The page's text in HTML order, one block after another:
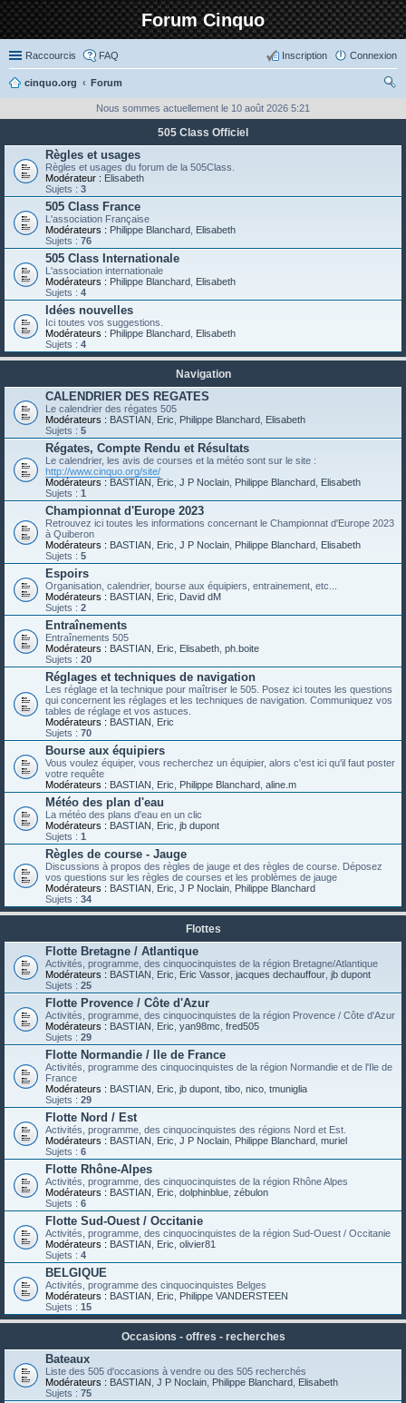
Forum Cinquo
Raccourcis FAQ Connexion
Inscription
cinquo.org
Forum
ch
Nous sommes actuellement le 10 août 2026 5:21
505 Class Officiel
Règles et usages
Règles et usages du forum de la 505Class.
Modérateur : Elisabeth
Sujets : 3
505 Class France
L'association Française
Modérateurs : Philippe Blanchard Elisabeth
Sujets : 76
505 Class Internationale
L'association internationale
Modérateurs : Philippe Blanchard Elisabeth
Sujets : 4
Idées nouvelles
Ici toutes vos suggestions.
Modérateurs : Philippe Blanchard Elisabeth
Sujets : 4
Navigation
CALENDRIER DES REGATES
Le calendrier des régates 505
Modérateurs : BASTIAN Eric Philippe Blanchard Elisabeth
Sujets : 5
Régates, Compte Rendu et Résultats
Le calendrier, les avis de courses et la météo sont sur le site :
http://www.cinquo.org/site/
Modérateurs : BASTIAN Eric J P Noclain Philippe Blanchard Elisabeth
Sujets : 1
Championnat d'Europe 2023
Retrouvez ici toutes les informations concernant le Championnat d'Europe 2023
à Quiberon
Modérateurs : BASTIAN Eric J P Noclain Philippe Blanchard Elisabeth
Sujets : 5
Espoirs
Organisation, calendrier, bourse aux équipiers, entrainement, etc...
Modérateurs : BASTIAN Eric
David dM
Sujets : 2
Entraînements
Entraînements 505
Modérateurs : BASTIAN Eric Elisabeth ph.boite
Sujets : 20
Réglages et techniques de navigation
Les réglage et la technique pour maîtriser le 505. Posez ici toutes les questions
qui concernent les réglages et les techniques de navigation. Communiquez vos
tables de réglage et vos astuces.
Modérateurs : BASTIAN
Eric
Sujets : 70
Bourse aux équipiers
Vous voulez équiper, vous recherchez un équipier, alors c'est ici qu'il faut poster
votre requête
Modérateurs : BASTIAN Eric Philippe Blanchard aline.m
Météo des plan d'eau
La météo des plans d'eau en un clic
Modérateurs : BASTIAN Eric jb dupont
Sujets : 1
Règles de course - Jauge
Discussions à propos des règles de jauge et des règles de course. Déposez
vos questions sur les règles de courses et les problèmes de jauge
Modérateurs : BASTIAN Eric J P Noclain Philippe Blanchard
Sujets : 34
Flottes
Flotte Bretagne / Atlantique
Activités, programme, des cinquocinquistes de la région Bretagne/Atlantique
Modérateurs : BASTIAN Eric Eric Vassor jacques dechauffour jb dupont
Sujets : 25
Flotte Provence / Côte d'Azur
Activités, programme, des cinquocinquistes de la région Provence / Côte d'Azur
Modérateurs : BASTIAN Eric yan98mc fred505
Sujets : 29
Flotte Normandie / Ile de France
Activités, programme des cinquocinquistes de la région Normandie et de l'Ile de
France
Modérateurs : BASTIAN Eric jb dupont tibo nico tmuniglia
Sujets : 29
Flotte Nord / Est
Activités, programme, des cinquocinquistes des régions Nord et Est.
Modérateurs : BASTIAN Eric J P Noclain Philippe Blanchard muriel
Sujets : 6
Flotte Rhône-Alpes
Activités, programme, des cinquocinquistes de la région Rhône Alpes
Modérateurs : BASTIAN Eric dolphinblue zébulon
Sujets : 6
Flotte Sud-Ouest / Occitanie
Activités, programme, des cinquocinquistes de la région Sud-Ouest / Occitanie
Modérateurs : BASTIAN Eric olivier81
Sujets : 4
BELGIQUE
Activités, programme des cinquocinquistes Belges
Modérateurs : BASTIAN Eric
Philippe VANDERSTEEN
Sujets : 15
Occasions - offres - recherches
Bateaux
Liste des 505 d'occasions à vendre ou des 505 recherchés
Modérateurs : BASTIAN J P Noclain Philippe Blanchard Elisabeth
Sujets : 75